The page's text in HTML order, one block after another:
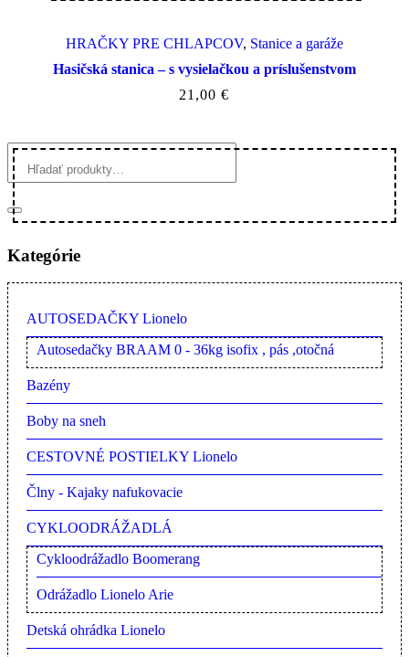
HRAČKY PRE CHLAPCOV, Stanice a garáže
Hasičská stanica – s vysielačkou a príslušenstvom
21,00 €
Kategórie
AUTOSEDAČKY Lionelo
Autosedačky BRAAM 0 - 36kg isofix , pás ,otočná
Bazény
Boby na sneh
CESTOVNÉ POSTIELKY Lionelo
Člny - Kajaky nafukovacie
CYKLOODRÁŽADLÁ
Cykloodrážadlo Boomerang
Odrážadlo Lionelo Arie
Detská ohrádka Lionelo